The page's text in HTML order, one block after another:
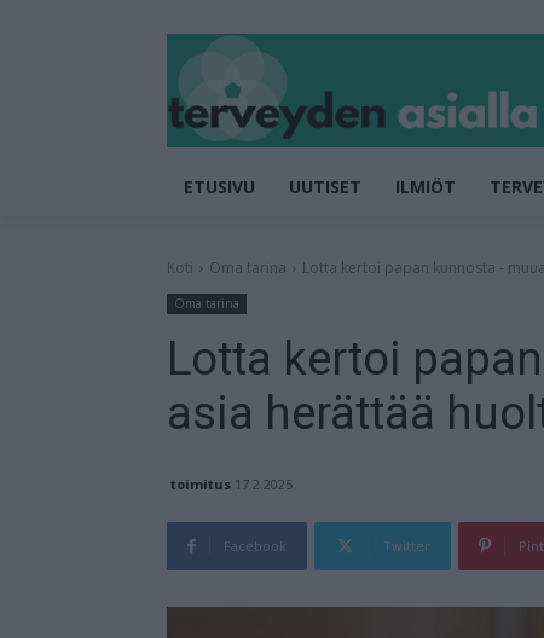
ETUSIVU UUTISET ILMIÖT
Koti Oma tarina Lotta kertoi papan kunnosta -
Oma tarina
Lotta kertoi
asia herättää
toimitus 17.2.2025
Facebook Twitter